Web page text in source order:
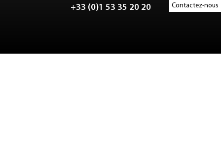
Contactez-nous
+33 (0)1 53 35 20 20